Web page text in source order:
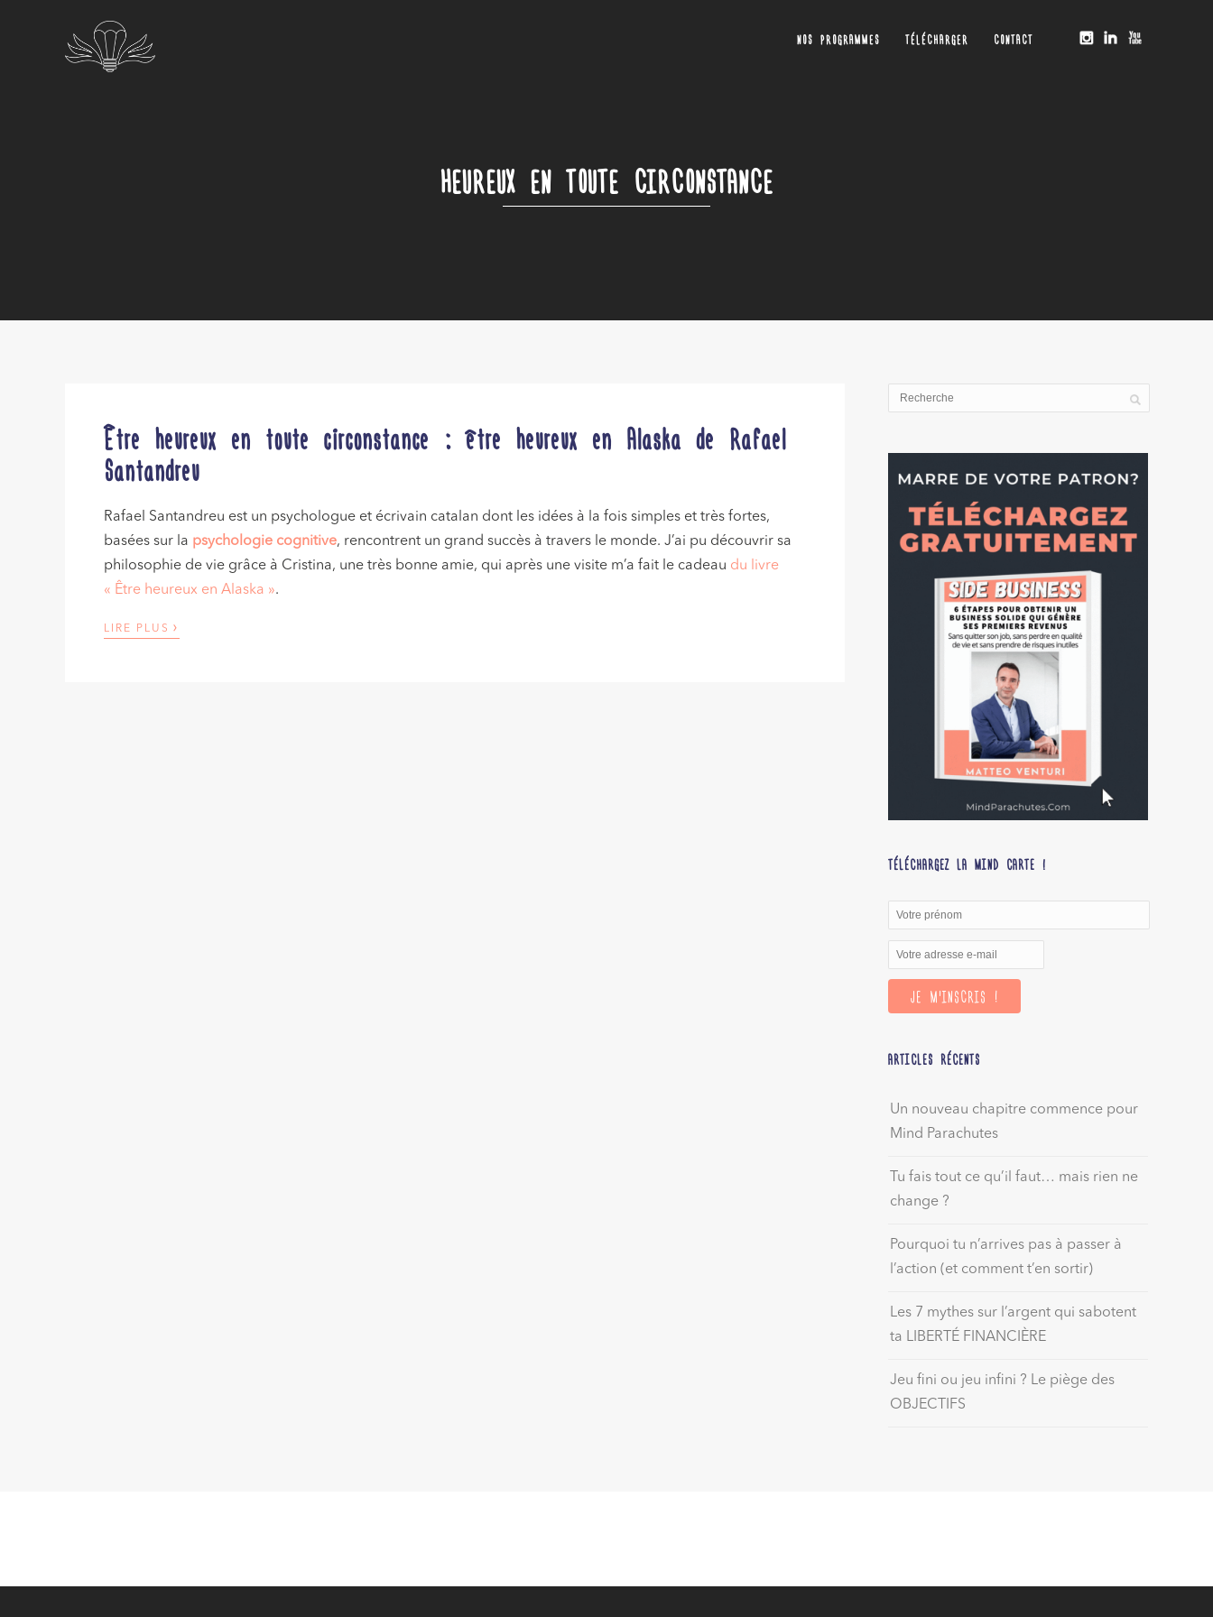
NOS PROGRAMMES TÉLÉCHARGER CONTACT
HEUREUX EN TOUTE CIRCONSTANCE
Être heureux en toute circonstance : être heureux en Alaska de Rafael
Santandreu
Rafael Santandreu est un psychologue et écrivain catalan dont les idées à la fois simples et très fortes,
basées sur la psychologie cognitive, rencontrent un grand succès à travers le monde. J’ai pu découvrir sa
philosophie de vie grâce à Cristina, une très bonne amie, qui après une visite m’a fait le cadeau du livre
« Être heureux en Alaska ».
LIRE PLUS ›
TÉLÉCHARGEZ LA MIND CARTE !
ARTICLES RÉCENTS
Un nouveau chapitre commence pour
Mind Parachutes
Tu fais tout ce qu’il faut… mais rien ne
change ?
Pourquoi tu n’arrives pas à passer à
l’action (et comment t’en sortir)
Les 7 mythes sur l’argent qui sabotent
ta LIBERTÉ FINANCIÈRE
Jeu fini ou jeu infini ? Le piège des
OBJECTIFS